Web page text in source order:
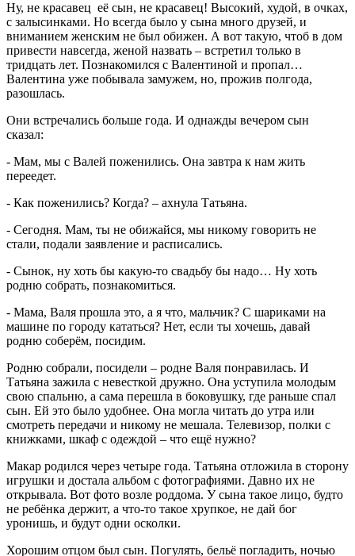
Ну, не красавец её сын, не красавец! Высокий, худой, в очках,
с залысинками. Но всегда было у сына много друзей, и
вниманием женским не был обижен. А вот такую, чтоб в дом
привести навсегда, женой назвать – встретил только в
тридцать лет. Познакомился с Валентиной и пропал…
Валентина уже побывала замужем, но, прожив полгода,
разошлась.
Они встречались больше года. И однажды вечером сын
сказал:
- Мам, мы с Валей поженились. Она завтра к нам жить
переедет.
- Как поженились? Когда? – ахнула Татьяна.
- Сегодня. Мам, ты не обижайся, мы никому говорить не
стали, подали заявление и расписались.
- Сынок, ну хоть бы какую-то свадьбу бы надо… Ну хоть
родню собрать, познакомиться.
- Мама, Валя прошла это, а я что, мальчик? С шариками на
машине по городу кататься? Нет, если ты хочешь, давай
родню соберём, посидим.
Родню собрали, посидели – родне Валя понравилась. И
Татьяна зажила с невесткой дружно. Она уступила молодым
свою спальню, а сама перешла в боковушку, где раньше спал
сын. Ей это было удобнее. Она могла читать до утра или
смотреть передачи и никому не мешала. Телевизор, полки с
книжками, шкаф с одеждой – что ещё нужно?
Макар родился через четыре года. Татьяна отложила в сторону
игрушки и достала альбом с фотографиями. Давно их не
открывала. Вот фото возле роддома. У сына такое лицо, будто
не ребёнка держит, а что-то такое хрупкое, не дай бог
уронишь, и будут одни осколки.
Хорошим отцом был сын. Погулять, бельё погладить, ночью